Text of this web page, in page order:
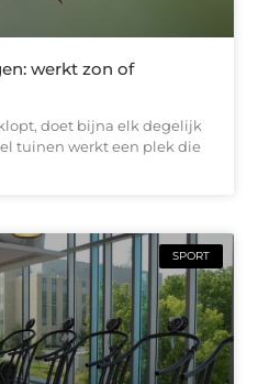
werkt zon of
doet bijna elk degelijk
tuinen werkt een plek die
SPORT